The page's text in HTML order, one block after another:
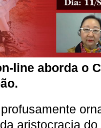
line aborda o
aristocracia